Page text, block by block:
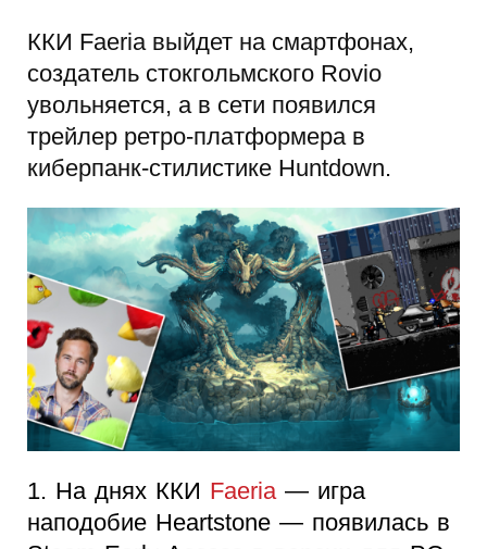
ККИ Faeria выйдет на смартфонах,
создатель стокгольмского Rovio
увольняется, а в сети появился
трейлер ретро-платформера в
киберпанк-стилистике Huntdown.
1. На днях ККИ Faeria— игра
наподобие Heartstone — появилась в